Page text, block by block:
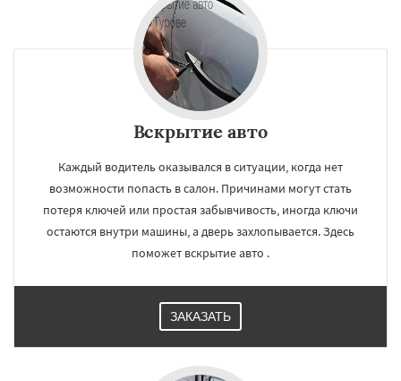
Вскрытие авто
Каждый водитель оказывался в ситуации, когда нет
возможности попасть в салон. Причинами могут стать
потеря ключей или простая забывчивость, иногда ключи
остаются внутри машины, а дверь захлопывается. Здесь
поможет вскрытие авто .
ЗАКАЗАТЬ